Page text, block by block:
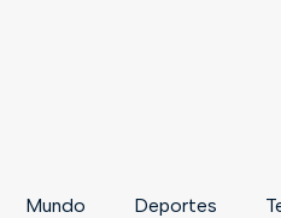
Mundo Deportes